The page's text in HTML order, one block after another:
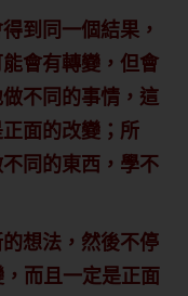
到同一個結果，
會有轉變，但會
不同的事情，這
面的改變；所
同的東西，學不
想法，然後不停
而且一定是正面